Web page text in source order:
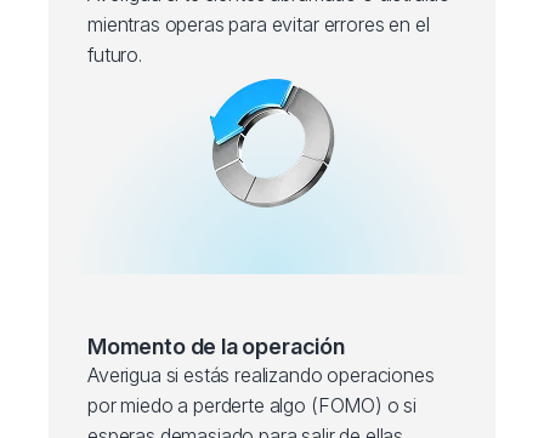
mientras operas para evitar errores en el
futuro.
Momento de la operación
Averigua si estás realizando operaciones
por miedo a perderte algo (FOMO) o si